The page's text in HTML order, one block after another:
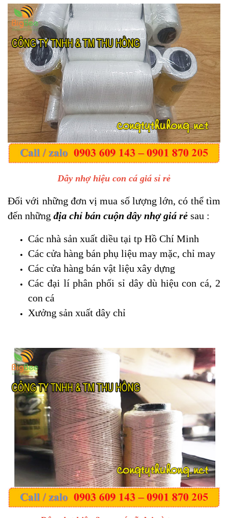
Dây nhợ hiệu con cá giá sỉ rẻ
Đối với những đơn vị mua số lượng lớn, có thể tìm
đến những địa chỉ bán cuộn dây nhợ giá rẻ sau :
Các nhà sản xuất diều tại tp Hồ Chí Minh
Các cửa hàng bán phụ liệu may mặc, chỉ may
Các cửa hàng bán vật liệu xây dựng
Các đại lí phân phối sỉ dây dù hiệu con cá, 2
con cá
Xưởng sản xuất dây chỉ